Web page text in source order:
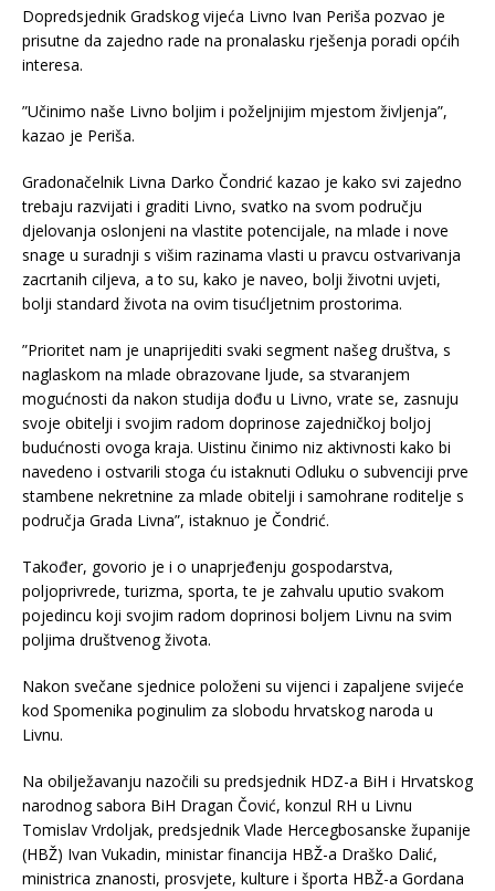
Dopredsjednik Gradskog vijeća Livno Ivan Periša pozvao je
prisutne da zajedno rade na pronalasku rješenja poradi općih
interesa.
”Učinimo naše Livno boljim i poželjnijim mjestom življenja”,
kazao je Periša.
Gradonačelnik Livna Darko Čondrić kazao je kako svi zajedno
trebaju razvijati i graditi Livno, svatko na svom području
djelovanja oslonjeni na vlastite potencijale, na mlade i nove
snage u suradnji s višim razinama vlasti u pravcu ostvarivanja
zacrtanih ciljeva, a to su, kako je naveo, bolji životni uvjeti,
bolji standard života na ovim tisućljetnim prostorima.
”Prioritet nam je unaprijediti svaki segment našeg društva, s
naglaskom na mlade obrazovane ljude, sa stvaranjem
mogućnosti da nakon studija dođu u Livno, vrate se, zasnuju
svoje obitelji i svojim radom doprinose zajedničkoj boljoj
budućnosti ovoga kraja. Uistinu činimo niz aktivnosti kako bi
navedeno i ostvarili stoga ću istaknuti Odluku o subvenciji prve
stambene nekretnine za mlade obitelji i samohrane roditelje s
područja Grada Livna”, istaknuo je Čondrić.
Također, govorio je i o unaprjeđenju gospodarstva,
poljoprivrede, turizma, sporta, te je zahvalu uputio svakom
pojedincu koji svojim radom doprinosi boljem Livnu na svim
poljima društvenog života.
Nakon svečane sjednice položeni su vijenci i zapaljene svijeće
kod Spomenika poginulim za slobodu hrvatskog naroda u
Livnu.
Na obilježavanju nazočili su predsjednik HDZ-a BiH i Hrvatskog
narodnog sabora BiH Dragan Čović, konzul RH u Livnu
Tomislav Vrdoljak, predsjednik Vlade Hercegbosanske županije
(HBŽ) Ivan Vukadin, ministar financija HBŽ-a Draško Dalić,
ministrica znanosti, prosvjete, kulture i športa HBŽ-a Gordana